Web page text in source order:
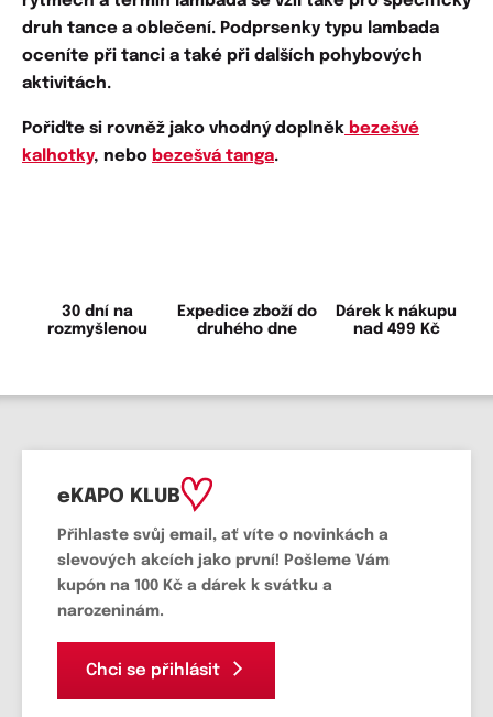
druh tance a oblečení. Podprsenky typu lambada
oceníte při tanci a také při dalších pohybových
aktivitách.
Pořiďte si rovněž jako vhodný doplněk bezešvé
kalhotky, nebo bezešvá tanga.
30 dní na
rozmyšlenou
Expedice zboží do
druhého dne
Dárek k nákupu
nad 499 Kč
eKAPO KLUB
Přihlaste svůj email , ať víte o novinkách a
slevových akcích jako první! Pošleme Vám
kupón na 100 Kč a dárek k svátku a
narozeninám.
Chci se přihlásit